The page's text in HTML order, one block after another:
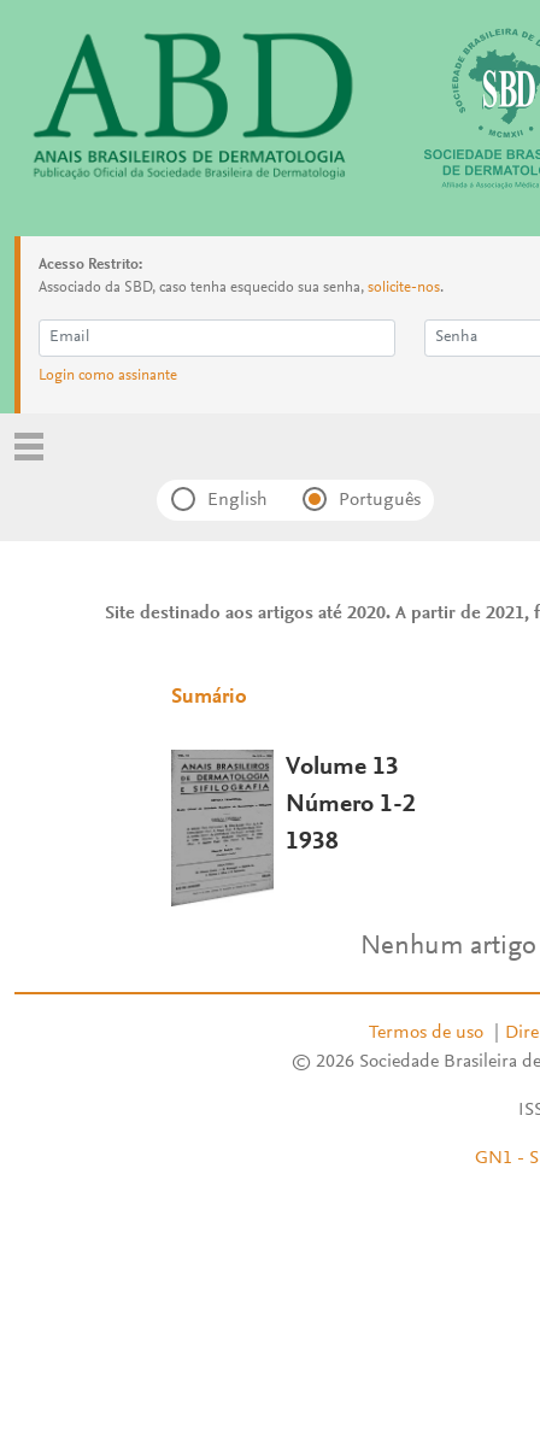
Acesso Restrito:
Associado da SBD, caso tenha esquecido sua senha, solicite-nos.
Login como assinante
English Português
Site destinado aos artigos até 2020. A partir de
Sumário
Volume 13
Número 1-2
1938
Nenhum
Termos de uso
© 2026 Sociedade Brasileira
GN1 -